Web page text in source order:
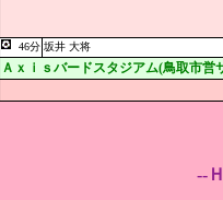
46分 坂井 大将
Ａｘｉｓバードスタジアム(鳥取市営
--